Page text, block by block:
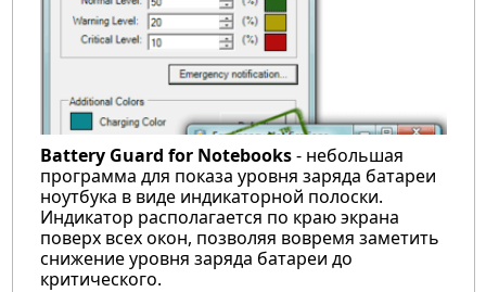
Battery Guard for Notebooks- небольшая
программа для показа уровня заряда батареи
ноутбука в виде индикаторной полоски.
Индикатор располагается по краю экрана
поверх всех окон, позволяя вовремя заметить
снижение уровня заряда батареи до
критического.